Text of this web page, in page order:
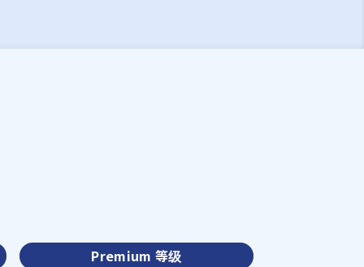
Premium 等级